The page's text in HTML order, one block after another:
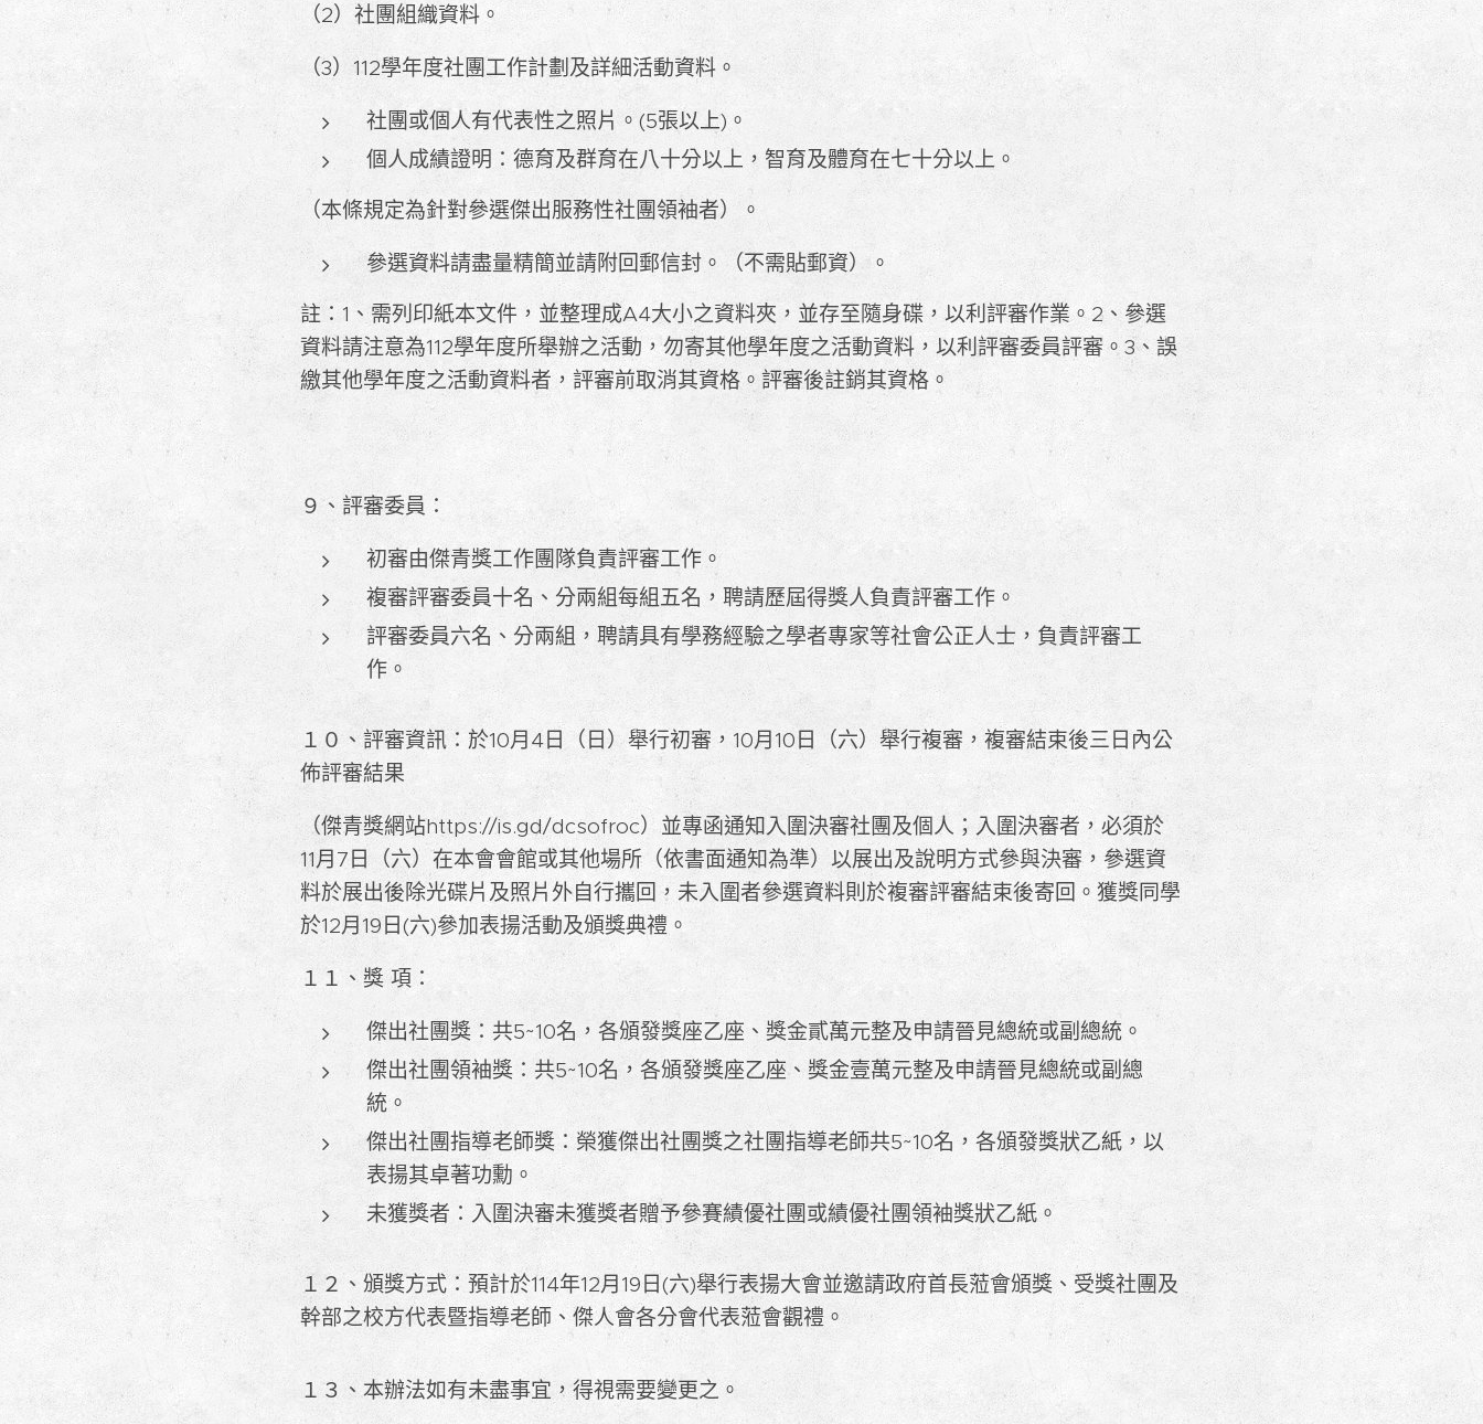
（2）社團組織資料。
（3）112學年度社團工作計劃及詳細活動資料。
社團或個人有代表性之照片。(5張以上)。
個人成績證明：德育及群育在八十分以上，智育及體育在七十分以上。
（本條規定為針對參選傑出服務性社團領袖者）。
參選資料請盡量精簡並請附回郵信封。（不需貼郵資）。
註：1、需列印紙本文件，並整理成A4大小之資料夾，並存至隨身碟，以利評審作業。2、參選
資料請注意為112學年度所舉辦之活動，勿寄其他學年度之活動資料，以利評審委員評審。3、誤
繳其他學年度之活動資料者，評審前取消其資格。評審後註銷其資格。
９、評審委員：
初審由傑青獎工作團隊負責評審工作。
複審評審委員十名、分兩組每組五名，聘請歷屆得獎人負責評審工作。
評審委員六名、分兩組，聘請具有學務經驗之學者專家等社會公正人士，負責評審工
作。
１０、評審資訊：於10月4日（日）舉行初審，10月10日（六）舉行複審，複審結束後三日內公
佈評審結果
（傑青獎網站https://is.gd/dcsofroc）並專函通知入圍決審社團及個人；入圍決審者，必須於
11月7日（六）在本會會館或其他場所（依書面通知為準）以展出及說明方式參與決審，參選資
料於展出後除光碟片及照片外自行攜回，未入圍者參選資料則於複審評審結束後寄回。獲獎同學
於12月19日(六)參加表揚活動及頒獎典禮。
１１、獎 項：
傑出社團獎：共5~10名，各頒發獎座乙座、獎金貳萬元整及申請晉見總統或副總統。
傑出社團領袖獎：共5~10名，各頒發獎座乙座、獎金壹萬元整及申請晉見總統或副總
統。
傑出社團指導老師獎：榮獲傑出社團獎之社團指導老師共5~10名，各頒發獎狀乙紙，以
表揚其卓著功勳。
未獲獎者：入圍決審未獲獎者贈予參賽績優社團或績優社團領袖獎狀乙紙。
１２、頒獎方式：預計於114年12月19日(六)舉行表揚大會並邀請政府首長蒞會頒獎、受獎社團及
幹部之校方代表暨指導老師、傑人會各分會代表蒞會觀禮。
１３、本辦法如有未盡事宜，得視需要變更之。